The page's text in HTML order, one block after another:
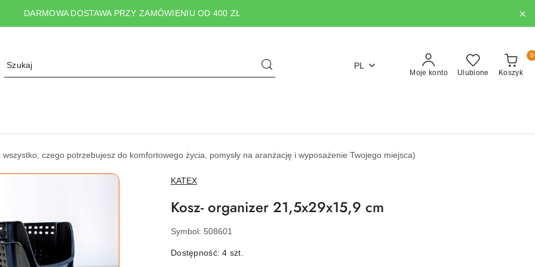
DARMOWA DOSTAWA PRZY ZAMÓWIENIU OD 400 ZŁ
PL
Moje konto Ulubione Koszyk
0
czego potrzebujesz do komfortowego życia, pomysły na aranżację i wyposażenie Twojego miejsca)
NAZWA
PRODUCENTA:
KATEX
Kosz- organizer 21,5x29x15,9 cm
Symbol: 508601
Dostępność:4 szt.